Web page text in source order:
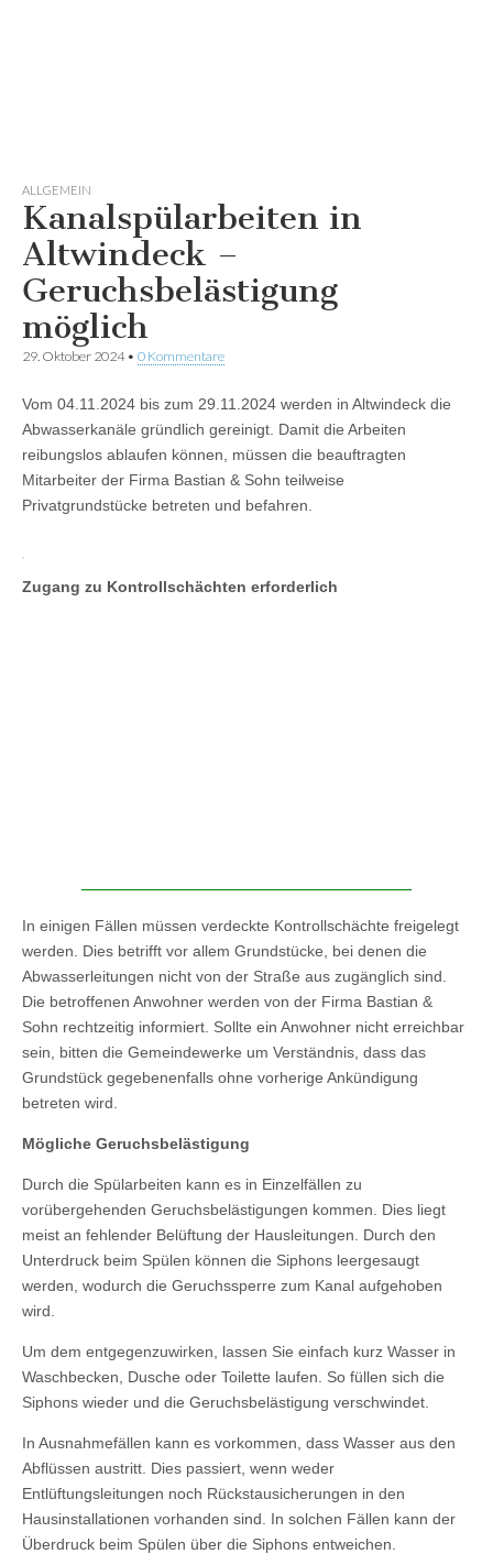
ALLGEMEIN
Kanalspülarbeiten in
Altwindeck –
Geruchsbelästigung
möglich
29. Oktober 2024• 0 Kommentare
Vom 04.11.2024 bis zum 29.11.2024 werden in Altwindeck die
Abwasserkanäle gründlich gereinigt. Damit die Arbeiten
reibungslos ablaufen können, müssen die beauftragten
Mitarbeiter der Firma Bastian & Sohn teilweise
Privatgrundstücke betreten und befahren.
Zugang zu Kontrollschächten erforderlich
In einigen Fällen müssen verdeckte Kontrollschächte freigelegt
werden. Dies betrifft vor allem Grundstücke, bei denen die
Abwasserleitungen nicht von der Straße aus zugänglich sind.
Die betroffenen Anwohner werden von der Firma Bastian &
Sohn rechtzeitig informiert. Sollte ein Anwohner nicht erreichbar
sein, bitten die Gemeindewerke um Verständnis, dass das
Grundstück gegebenenfalls ohne vorherige Ankündigung
betreten wird.
Mögliche Geruchsbelästigung
Durch die Spülarbeiten kann es in Einzelfällen zu
vorübergehenden Geruchsbelästigungen kommen. Dies liegt
meist an fehlender Belüftung der Hausleitungen. Durch den
Unterdruck beim Spülen können die Siphons leergesaugt
werden, wodurch die Geruchssperre zum Kanal aufgehoben
wird.
Um dem entgegenzuwirken, lassen Sie einfach kurz Wasser in
Waschbecken, Dusche oder Toilette laufen. So füllen sich die
Siphons wieder und die Geruchsbelästigung verschwindet.
In Ausnahmefällen kann es vorkommen, dass Wasser aus den
Abflüssen austritt. Dies passiert, wenn weder
Entlüftungsleitungen noch Rückstausicherungen in den
Hausinstallationen vorhanden sind. In solchen Fällen kann der
Überdruck beim Spülen über die Siphons entweichen.